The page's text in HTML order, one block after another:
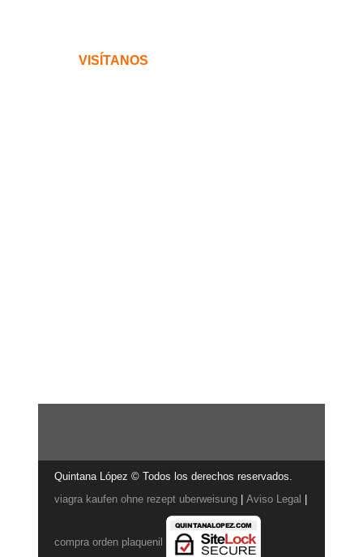
VISÍTANOS
Quintana López © Todos los derechos reservados.
viagra kaufen ohne rezept uberweisung |Aviso Legal |
compra orden plaquenil